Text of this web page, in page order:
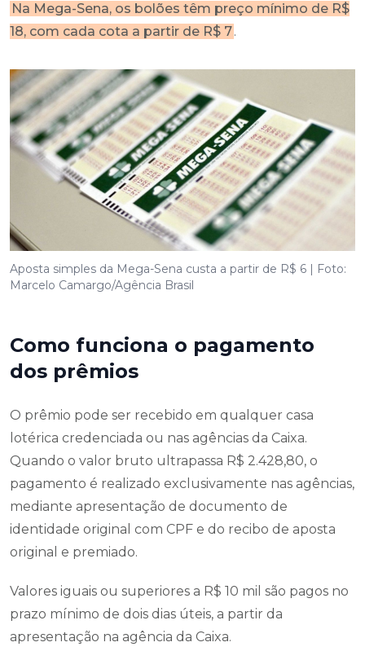
Na Mega-Sena, os bolões têm preço mínimo de R$
18, com cada cota a partir de R$ 7.
Aposta simples da Mega-Sena custa a partir de R$ 6 | Foto:
Marcelo Camargo/Agência Brasil
Como funciona o pagamento
dos prêmios
O prêmio pode ser recebido em qualquer casa
lotérica credenciada ou nas agências da Caixa.
Quando o valor bruto ultrapassa R$ 2.428,80, o
pagamento é realizado exclusivamente nas agências,
mediante apresentação de documento de
identidade original com CPF e do recibo de aposta
original e premiado.
Valores iguais ou superiores a R$ 10 mil são pagos no
prazo mínimo de dois dias úteis, a partir da
apresentação na agência da Caixa.